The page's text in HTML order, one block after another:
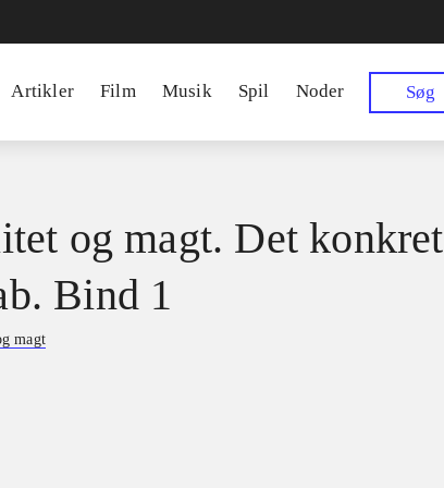
Artikler Film Musik Spil Noder Søg
og magt. Det
Bind 1
magt